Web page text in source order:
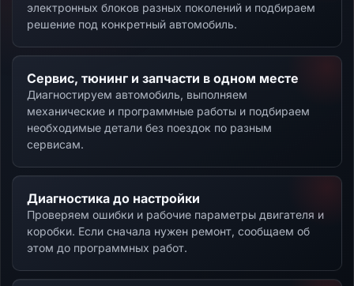
электронных блоков разных поколений и подбираем
решение под конкретный автомобиль.
Сервис, тюнинг и запчасти в одном месте
Диагностируем автомобиль, выполняем
механические и программные работы и подбираем
необходимые детали без поездок по разным
сервисам.
Диагностика до настройки
Проверяем ошибки и рабочие параметры двигателя и
коробки. Если сначала нужен ремонт, сообщаем об
этом до программных работ.